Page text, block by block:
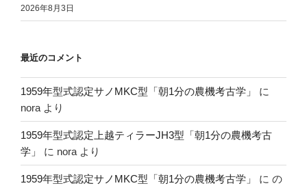
2026年8月3日
最近のコメント
1959年型式認定サノMKC型「朝1分の農機考古学」
に
nora より
1959年型式認定上越ティラーJH3型「朝1分の農機考古
学」
に nora より
1959年型式認定サノMKC型「朝1分の農機考古学」 に の